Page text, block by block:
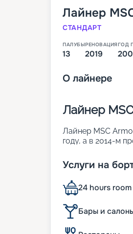
Лайнер
СТАНДАРТ
ПАЛУБЫ
13
РЕНОВАЦИЯ
2019
ГОД
О лайнере
Лайнер
Лайнер MSC
году, а в 2014-м
• ширина – 29 м;
• длина – 251 м;
• водоизмещение
• количество
• скорость – 20,1
• общее число
человек.
Услуги на
24 hours
Бары и